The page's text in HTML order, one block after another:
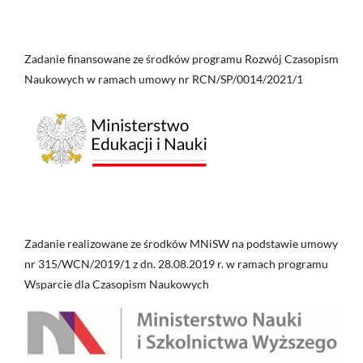
Zadanie finansowane ze środków programu Rozwój Czasopism
Naukowych w ramach umowy nr RCN/SP/0014/2021/1
Zadanie realizowane ze środków MNiSW na podstawie umowy
nr 315/WCN/2019/1 z dn. 28.08.2019 r. w ramach programu
Wsparcie dla Czasopism Naukowych